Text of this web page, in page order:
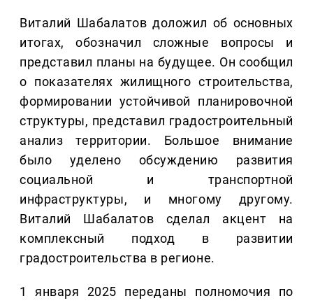
Виталий Шабалатов доложил об основных
итогах, обозначил сложные вопросы и
представил планы на будущее. Он сообщил
о показателях жилищного строительства,
формировании устойчивой планировочной
структуры, представил градостроительный
анализ территории. Большое внимание
было уделено обсуждению развития
социальной и транспортной
инфраструктуры, и многому другому.
Виталий Шабалатов сделал акцент на
комплексный подход в развитии
градостроительства в регионе.
1 января 2025 переданы полномочия по